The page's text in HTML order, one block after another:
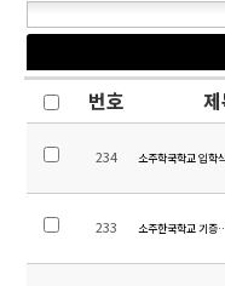
번호
234 소주학국학교 입학식
233 소주한국학교 기증도